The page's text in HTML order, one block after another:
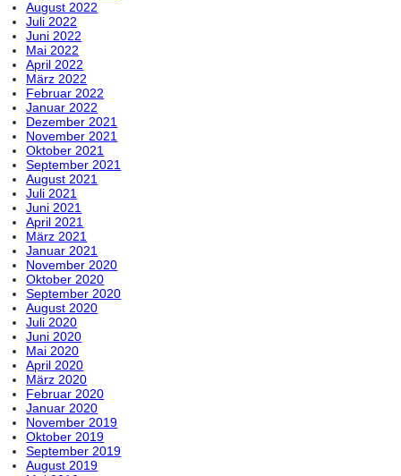
August 2022
Juli 2022
Juni 2022
Mai 2022
April 2022
März 2022
Februar 2022
Januar 2022
Dezember 2021
November 2021
Oktober 2021
September 2021
August 2021
Juli 2021
Juni 2021
April 2021
März 2021
Januar 2021
November 2020
Oktober 2020
September 2020
August 2020
Juli 2020
Juni 2020
Mai 2020
April 2020
März 2020
Februar 2020
Januar 2020
November 2019
Oktober 2019
September 2019
August 2019